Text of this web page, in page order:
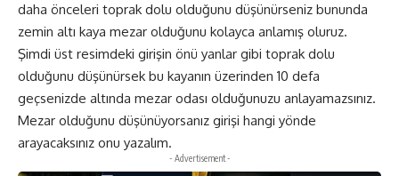
daha önceleri toprak dolu olduğunu düşünürseniz bununda
zemin altı kaya mezar olduğunu kolayca anlamış oluruz.
Şimdi üst resimdeki girişin önü yanlar gibi toprak dolu
olduğunu düşünürsek bu kayanın üzerinden 10 defa
geçsenizde altında mezar odası olduğunuzu anlayamazsınız.
Mezar olduğunu düşünüyorsanız girişi hangi yönde
arayacaksınız onu yazalım.
- Advertisement -